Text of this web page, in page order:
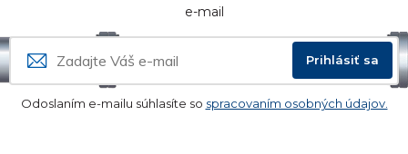
e-mail
Prihlásiť sa
Odoslaním e-mailu súhlasíte so spracovaním osobných údajov.